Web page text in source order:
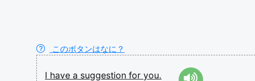
このボタンはなに？
I have a suggestion for you.